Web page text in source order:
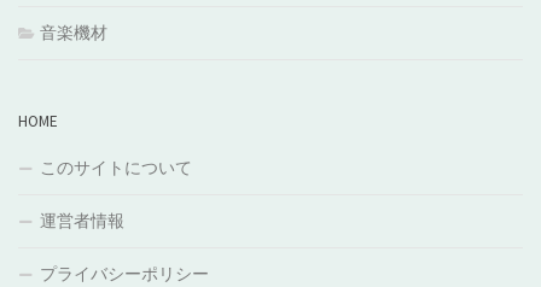
音楽機材
HOME
このサイトについて
運営者情報
プライバシーポリシー